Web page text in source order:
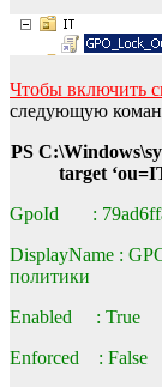
Чтобы включить
следующую
PS
target
GpoId :
DisplayName :
политики
Enabled : True
Enforced : False